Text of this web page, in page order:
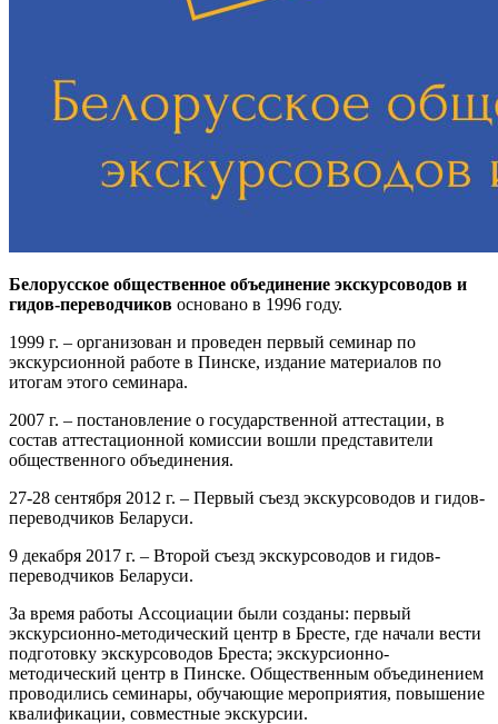
Белорусское общественное объединение экскурсоводов и
гидов-переводчиков основано в 1996 году.
1999 г. – организован и проведен первый семинар по
экскурсионной работе в Пинске, издание материалов по
итогам этого семинара.
2007 г. – постановление о государственной аттестации, в
состав аттестационной комиссии вошли представители
общественного объединения.
27-28 сентября 2012 г. – Первый съезд экскурсоводов и гидов-
переводчиков Беларуси.
9 декабря 2017 г. – Второй съезд экскурсоводов и гидов-
переводчиков Беларуси.
За время работы Ассоциации были созданы: первый
экскурсионно-методический центр в Бресте, где начали вести
подготовку экскурсоводов Бреста; экскурсионно-
методический центр в Пинске. Общественным объединением
проводились семинары, обучающие мероприятия, повышение
квалификации, совместные экскурсии.